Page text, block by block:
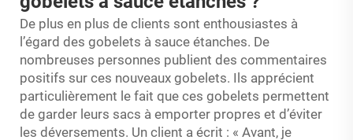
De plus en plus de clients sont enthousiastes à
l’égard des gobelets à sauce étanches. De
nombreuses personnes publient des commentaires
positifs sur ces nouveaux gobelets. Ils apprécient
particulièrement le fait que ces gobelets permettent
de garder leurs sacs à emporter propres et d’éviter
les déversements. Un client a écrit : « Avant, je